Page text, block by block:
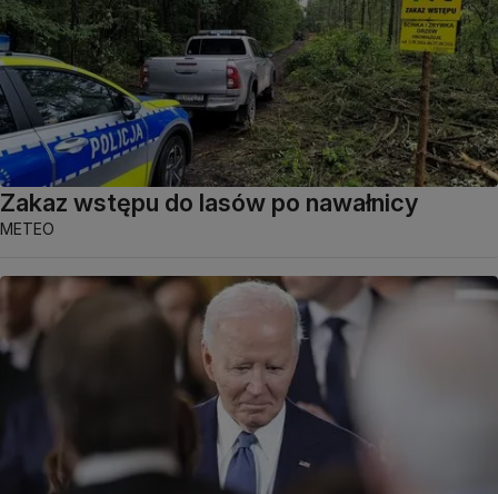
Zakaz wstępu do lasów po nawałnicy
METEO